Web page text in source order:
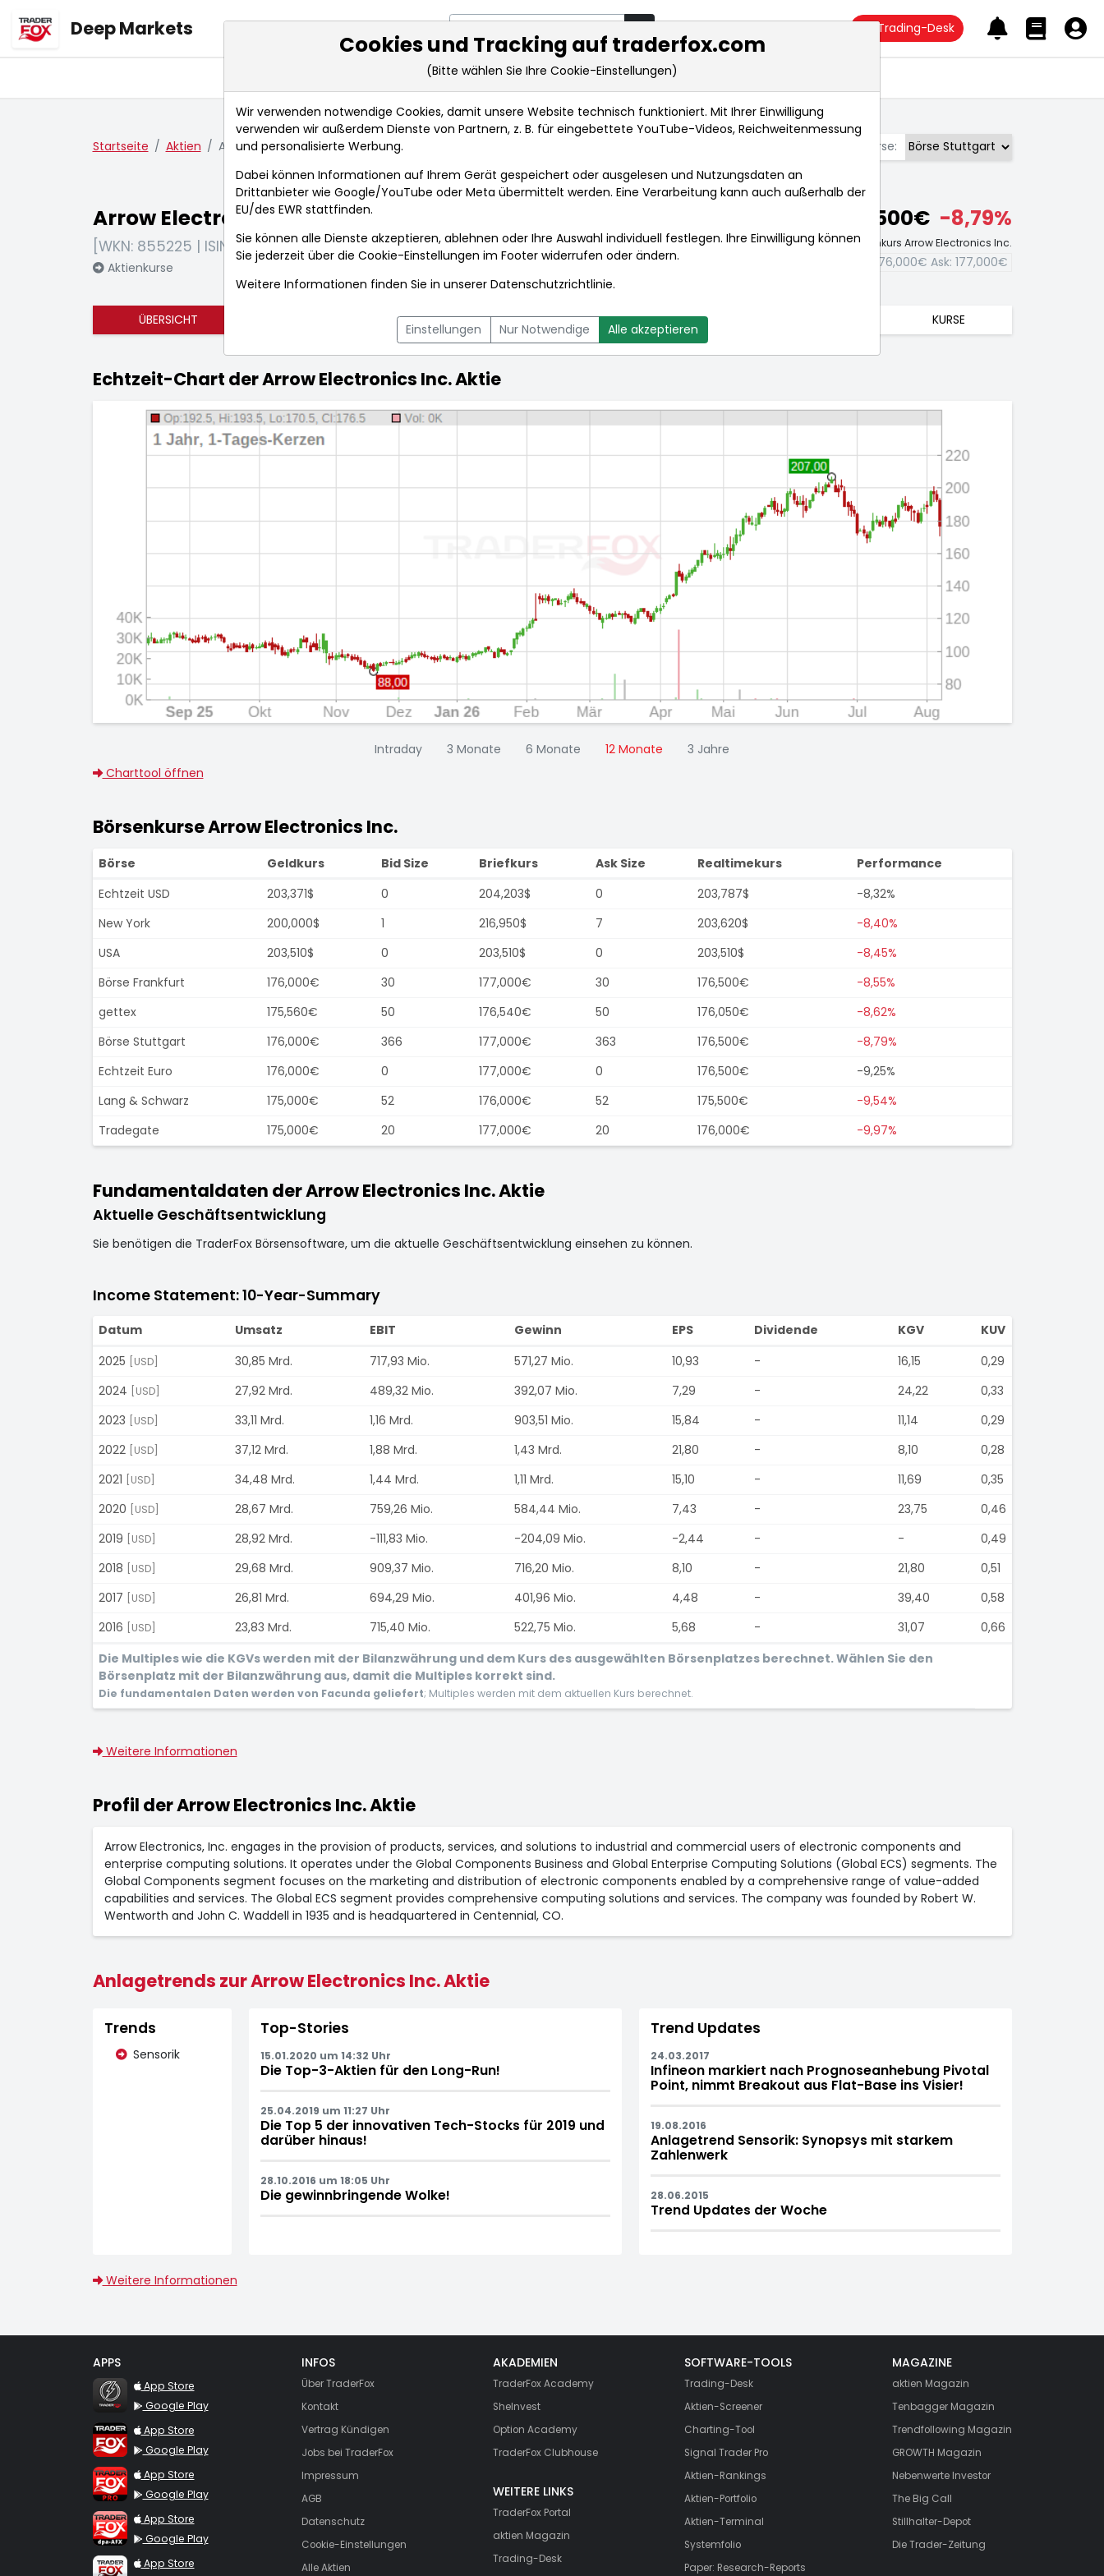
Deep Markets Trading-Desk
Markt-Analysen Market Tools Realtimekurse Nachrichten
Startseite Aktien Arrow Electronics Inc. Börse:
Arrow Electronics Inc.
[WKN: 855225 | ISIN: US0427351004]
Aktienkurse
176,500€ -8,79%
Echtzeit-Aktienkurs Arrow Electronics Inc.
176,000€ Ask: 177,000€
ÜBERSICHT NACHRICHTEN CHARTTOOL KURSE
Echtzeit-Chart der Arrow Electronics Inc. Aktie
Intraday 3 Monate 6 Monate 12 Monate
3 Jahre
Charttool öffnen
Börsenkurse Arrow Electronics Inc.
Börse Geldkurs Bid Size Briefkurs Ask Size Realtimekurs
Performance
Echtzeit USD
203,371$ 0 204,203$ 0 203,787$
-8,32%
New York
200,000$ 1 216,950$ 7 203,620$
-8,40%
USA
203,510$ 0 203,510$ 0 203,510$
-8,45%
Börse Frankfurt
176,000€ 30 177,000€ 30 176,500€
-8,55%
gettex
175,560€ 50 176,540€ 50 176,050€
-8,62%
Börse Stuttgart
176,000€ 366 177,000€ 363 176,500€
-8,79%
Echtzeit Euro
176,000€ 0 177,000€ 0 176,500€
-9,25%
Lang & Schwarz
175,000€ 52 176,000€ 52 175,500€
-9,54%
Tradegate
175,000€ 20 177,000€ 20 176,000€ -9,97%
Fundamentaldaten der Arrow Electronics Inc. Aktie
Aktuelle Geschäftsentwicklung
Sie benötigen die TraderFox Börsensoftware, um die aktuelle Geschäftsentwicklung einsehen zu können.
Income Statement: 10-Year-Summary
Datum Umsatz EBIT Gewinn EPS Dividende KGV
KUV
2025
[USD] 30,85 Mrd. 717,93 Mio. 571,27 Mio. 10,93 - 16,15
0,29
2024
[USD] 27,92 Mrd. 489,32 Mio. 392,07 Mio. 7,29 - 24,22
0,33
2023
[USD] 33,11 Mrd. 1,16 Mrd. 903,51 Mio. 15,84 - 11,14
0,29
2022
[USD] 37,12 Mrd. 1,88 Mrd. 1,43 Mrd. 21,80 - 8,10
0,28
2021
[USD] 34,48 Mrd. 1,44 Mrd. 1,11 Mrd. 15,10 - 11,69
0,35
2020
[USD] 28,67 Mrd. 759,26 Mio. 584,44 Mio. 7,43 - 23,75
0,46
2019
[USD] 28,92 Mrd. -111,83 Mio. -204,09 Mio. -2,44 - -
0,49
2018
[USD] 29,68 Mrd. 909,37 Mio. 716,20 Mio. 8,10 - 21,80
0,51
2017
[USD] 26,81 Mrd. 694,29 Mio. 401,96 Mio. 4,48 - 39,40
0,58
2016
[USD] 23,83 Mrd. 715,40 Mio. 522,75 Mio. 5,68 - 31,07
0,66
Die Multiples wie die KGVs werden mit der Bilanzwährung und dem Kurs des ausgewählten Börsenplatzes berechnet. Wählen Sie den
Börsenplatz mit der Bilanzwährung aus, damit die Multiples korrekt sind.
Die fundamentalen Daten werden von Facunda geliefert; Multiples werden mit dem aktuellen Kurs berechnet.
Weitere Informationen
Profil der Arrow Electronics Inc. Aktie
Arrow Electronics, Inc. engages in the provision of products, services, and solutions to industrial and commercial users of electronic components and
enterprise computing solutions. It operates under the Global Components Business and Global Enterprise Computing Solutions (Global ECS) segments. The
Global Components segment focuses on the marketing and distribution of electronic components enabled by a comprehensive range of value-added
capabilities and services. The Global ECS segment provides comprehensive computing solutions and services. The company was founded by Robert W.
Wentworth and John C. Waddell in 1935 and is headquartered in Centennial, CO.
Anlagetrends zur Arrow Electronics Inc. Aktie
Trends
Sensorik
Top-Stories
15.01.2020 um 14:32 Uhr
Die Top-3-Aktien für den Long-Run!
25.04.2019 um 11:27 Uhr
Die Top 5 der innovativen Tech-Stocks für 2019 und
darüber hinaus!
28.10.2016 um 18:05 Uhr
Die gewinnbringende Wolke!
Trend Updates
24.03.2017
Infineon markiert nach Prognoseanhebung Pivotal
Point, nimmt Breakout aus Flat-Base ins Visier!
19.08.2016
Anlagetrend Sensorik: Synopsys mit starkem
Zahlenwerk
28.06.2015
Trend Updates der Woche
Weitere Informationen
APPS
TraderFox Flash
App Store
Google Play
TraderFox App
App Store
Google Play
TraderFox Pro
App Store
Google Play
TraderFox dpa-AFX ProFeed
App Store
Google Play
TraderFox Live Trading
App Store
INFOS
Über TraderFox
Kontakt
Vertrag Kündigen
Jobs bei TraderFox
Impressum
AGB
Datenschutz
Cookie-Einstellungen
Alle Aktien
AKADEMIEN
TraderFox Academy
SheInvest
Option Academy
TraderFox Clubhouse
WEITERE LINKS
TraderFox Portal
aktien Magazin
Trading-Desk
SOFTWARE-TOOLS
Trading-Desk
Aktien-Screener
Charting-Tool
Signal Trader Pro
Aktien-Rankings
Aktien-Portfolio
Aktien-Terminal
Systemfolio
Paper: Research-Reports
MAGAZINE
aktien Magazin
Tenbagger Magazin
Trendfollowing Magazin
GROWTH Magazin
Nebenwerte Investor
The Big Call
Stillhalter-Depot
Die Trader-Zeitung
Cookies und Tracking auf traderfox.com
(Bitte wählen Sie Ihre Cookie-Einstellungen)
Wir verwenden notwendige Cookies, damit unsere Website technisch funktioniert. Mit Ihrer Einwilligung
verwenden wir außerdem Dienste von Partnern, z. B. für eingebettete YouTube-Videos, Reichweitenmessung
und personalisierte Werbung.
Dabei können Informationen auf Ihrem Gerät gespeichert oder ausgelesen und Nutzungsdaten an
Drittanbieter wie Google/YouTube oder Meta übermittelt werden. Eine Verarbeitung kann auch außerhalb der
EU/des EWR stattfinden.
Sie können alle Dienste akzeptieren, ablehnen oder Ihre Auswahl individuell festlegen. Ihre Einwilligung können
Sie jederzeit über die Cookie-Einstellungen im Footer widerrufen oder ändern.
Weitere Informationen finden Sie in unserer Datenschutzrichtlinie.
Einstellungen Nur Notwendige Alle akzeptieren